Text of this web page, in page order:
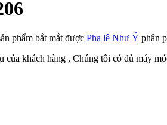
phẩm bắt mắt được Pha lê Như Ý phân
khách hàng , Chúng tôi có đủ máy